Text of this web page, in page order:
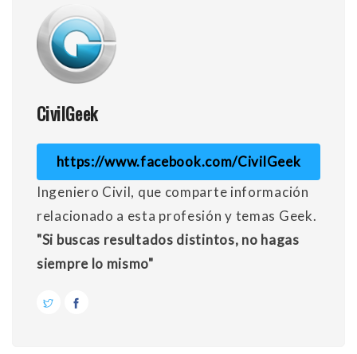
CivilGeek
https://www.facebook.com/CivilGeek
Ingeniero Civil, que comparte información
relacionado a esta profesión y temas Geek.
"Si buscas resultados distintos, no hagas
siempre lo mismo"